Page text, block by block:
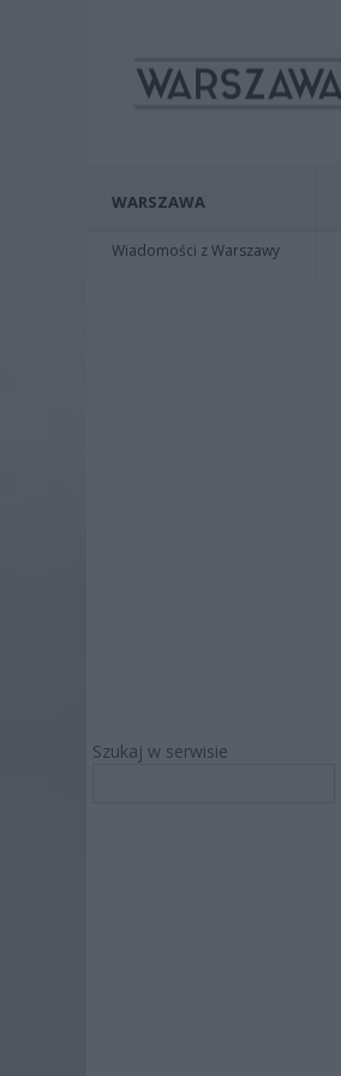
WARSZAWA
Wiadomości z Warszawy
Szukaj w serwisie